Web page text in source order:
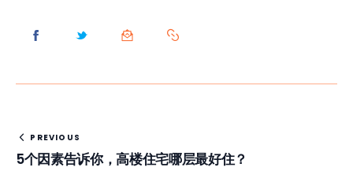
PREVIOUS
5个因素告诉你，高楼住宅哪层最好住？